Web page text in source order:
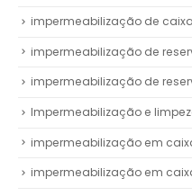
impermeabilização de
impermeabilização de
impermeabilização de
Impermeabilização e
impermeabilização em
impermeabilização em